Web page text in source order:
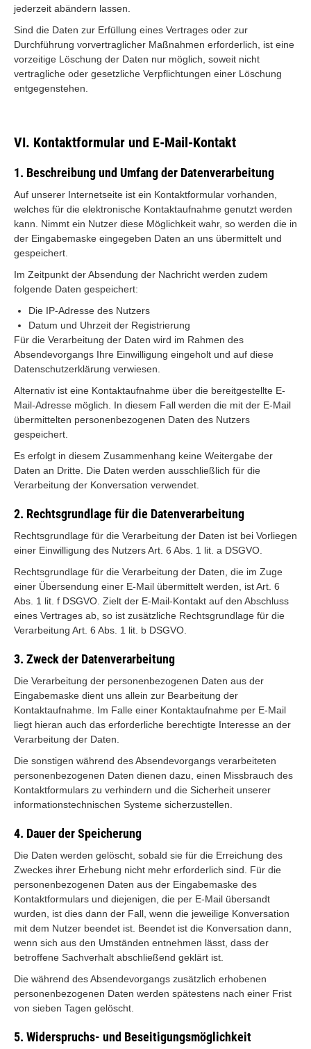
jederzeit abändern lassen.
Sind die Daten zur Erfüllung eines Vertrages oder zur
Durchführung vorvertraglicher Maßnahmen erforderlich, ist eine
vorzeitige Löschung der Daten nur möglich, soweit nicht
vertragliche oder gesetzliche Verpflichtungen einer Löschung
entgegenstehen.
VI. Kontaktformular und E-Mail-Kontakt
1. Beschreibung und Umfang der Datenverarbeitung
Auf unserer Internetseite ist ein Kontaktformular vorhanden,
welches für die elektronische Kontaktaufnahme genutzt werden
kann. Nimmt ein Nutzer diese Möglichkeit wahr, so werden die in
der Eingabemaske eingegeben Daten an uns übermittelt und
gespeichert.
Im Zeitpunkt der Absendung der Nachricht werden zudem
folgende Daten gespeichert:
Die IP-Adresse des Nutzers
Datum und Uhrzeit der Registrierung
Für die Verarbeitung der Daten wird im Rahmen des
Absendevorgangs Ihre Einwilligung eingeholt und auf diese
Datenschutzerklärung verwiesen.
Alternativ ist eine Kontaktaufnahme über die bereitgestellte E-
Mail-Adresse möglich. In diesem Fall werden die mit der E-Mail
übermittelten personenbezogenen Daten des Nutzers
gespeichert.
Es erfolgt in diesem Zusammenhang keine Weitergabe der
Daten an Dritte. Die Daten werden ausschließlich für die
Verarbeitung der Konversation verwendet.
2. Rechtsgrundlage für die Datenverarbeitung
Rechtsgrundlage für die Verarbeitung der Daten ist bei Vorliegen
einer Einwilligung des Nutzers Art. 6 Abs. 1 lit. a DSGVO.
Rechtsgrundlage für die Verarbeitung der Daten, die im Zuge
einer Übersendung einer E-Mail übermittelt werden, ist Art. 6
Abs. 1 lit. f DSGVO. Zielt der E-Mail-Kontakt auf den Abschluss
eines Vertrages ab, so ist zusätzliche Rechtsgrundlage für die
Verarbeitung Art. 6 Abs. 1 lit. b DSGVO.
3. Zweck der Datenverarbeitung
Die Verarbeitung der personenbezogenen Daten aus der
Eingabemaske dient uns allein zur Bearbeitung der
Kontaktaufnahme. Im Falle einer Kontaktaufnahme per E-Mail
liegt hieran auch das erforderliche berechtigte Interesse an der
Verarbeitung der Daten.
Die sonstigen während des Absendevorgangs verarbeiteten
personenbezogenen Daten dienen dazu, einen Missbrauch des
Kontaktformulars zu verhindern und die Sicherheit unserer
informationstechnischen Systeme sicherzustellen.
4. Dauer der Speicherung
Die Daten werden gelöscht, sobald sie für die Erreichung des
Zweckes ihrer Erhebung nicht mehr erforderlich sind. Für die
personenbezogenen Daten aus der Eingabemaske des
Kontaktformulars und diejenigen, die per E-Mail übersandt
wurden, ist dies dann der Fall, wenn die jeweilige Konversation
mit dem Nutzer beendet ist. Beendet ist die Konversation dann,
wenn sich aus den Umständen entnehmen lässt, dass der
betroffene Sachverhalt abschließend geklärt ist.
Die während des Absendevorgangs zusätzlich erhobenen
personenbezogenen Daten werden spätestens nach einer Frist
von sieben Tagen gelöscht.
5. Widerspruchs- und Beseitigungsmöglichkeit